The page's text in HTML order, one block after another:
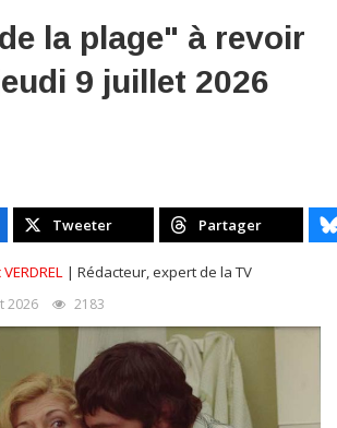
la plage" à revoir
9 juillet 2026
Tweeter Partager
| Rédacteur, expert de la TV
2026 2183